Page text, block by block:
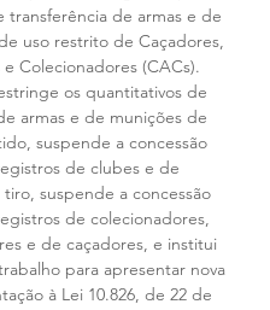
transferência de armas e de
uso restrito de Caçadores,
Colecionadores (CACs).
os quantitativos de
armas e de munições de
suspende a concessão
de clubes e de
tiro, suspende a concessão
de colecionadores,
e de caçadores, e institui
para apresentar nova
à Lei 10.826, de 22 de